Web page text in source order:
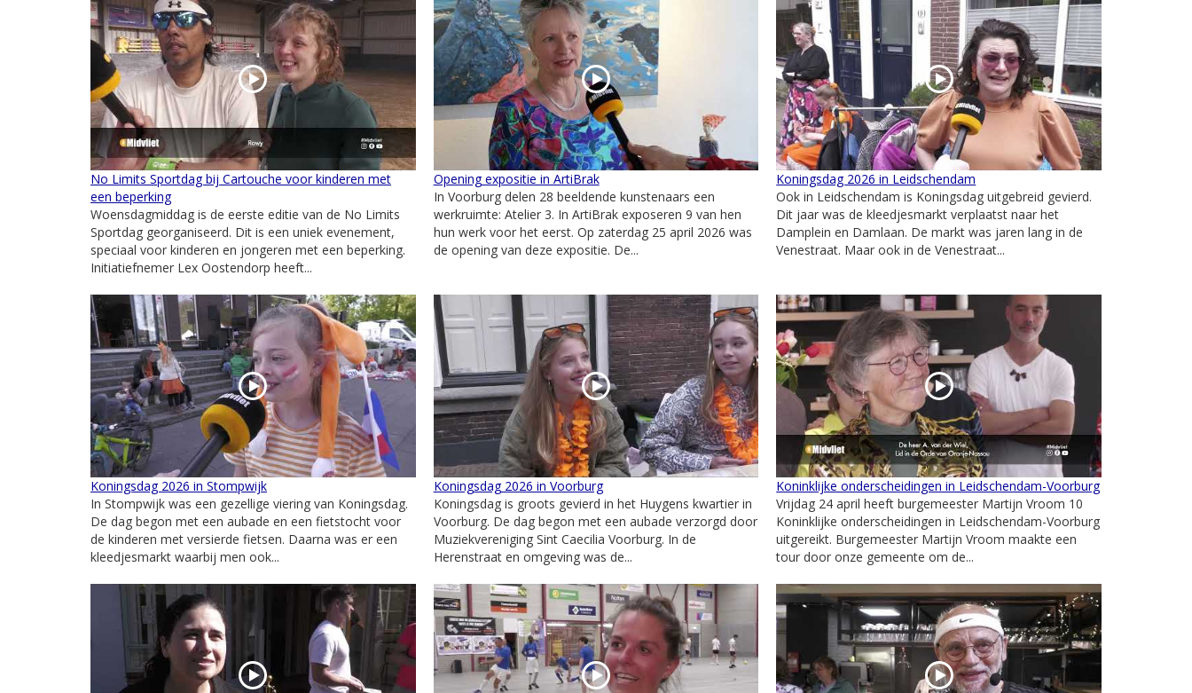
No Limits Sportdag bij Cartouche voor kinderen met
een beperking
Woensdagmiddag is de eerste editie van de No Limits
Sportdag georganiseerd. Dit is een uniek evenement,
speciaal voor kinderen en jongeren met een beperking.
Initiatiefnemer Lex Oostendorp heeft...
Opening expositie in ArtiBrak
In Voorburg delen 28 beeldende kunstenaars een
werkruimte: Atelier 3. In ArtiBrak exposeren 9 van hen
hun werk voor het eerst. Op zaterdag 25 april 2026 was
de opening van deze expositie. De...
Koningsdag 2026 in Leidschendam
Ook in Leidschendam is Koningsdag uitgebreid gevierd.
Dit jaar was de kleedjesmarkt verplaatst naar het
Damplein en Damlaan. De markt was jaren lang in de
Venestraat. Maar ook in de Venestraat...
Koningsdag 2026 in Stompwijk
In Stompwijk was een gezellige viering van Koningsdag.
De dag begon met een aubade en een fietstocht voor
de kinderen met versierde fietsen. Daarna was er een
kleedjesmarkt waarbij men ook...
Koningsdag 2026 in Voorburg
Koningsdag is groots gevierd in het Huygens kwartier in
Voorburg. De dag begon met een aubade verzorgd door
Muziekvereniging Sint Caecilia Voorburg. In de
Herenstraat en omgeving was de...
Koninklijke onderscheidingen in Leidschendam-Voorburg
Vrijdag 24 april heeft burgemeester Martijn Vroom 10
Koninklijke onderscheidingen in Leidschendam-Voorburg
uitgereikt. Burgemeester Martijn Vroom maakte een
tour door onze gemeente om de...